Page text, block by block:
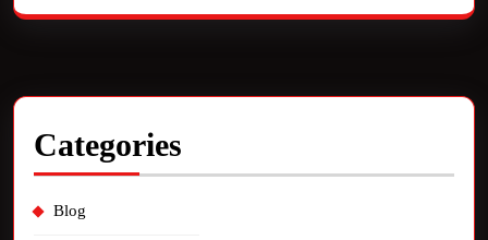
Categories
Blog